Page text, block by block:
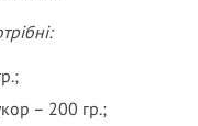
– 200 гр.;